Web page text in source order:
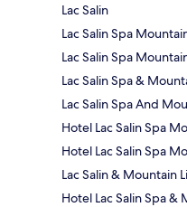
Lac Salin
Lac Salin Spa
Lac Salin Spa
Lac Salin Spa &
Lac Salin Spa And
Hotel Lac Salin Spa
Hotel Lac Salin Spa
Lac Salin & Mountain
Hotel Lac Salin Spa